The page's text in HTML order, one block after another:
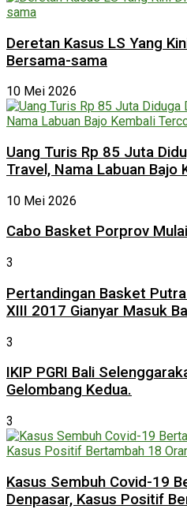
Deretan Kasus LS Yang
Bersama-sama
10 Mei 2026
Uang Turis Rp 85 Juta
Travel, Nama Labuan Bajo
10 Mei 2026
Cabo Basket Porprov
3
Pertandingan Basket
XIII 2017 Gianyar Masuk
3
IKIP PGRI Bali
Gelombang Kedua.
3
Kasus Sembuh Covid-19
Denpasar, Kasus Positif